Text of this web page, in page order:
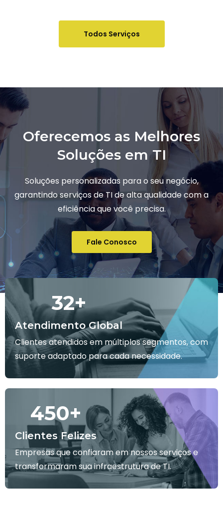
Todos Serviços
Oferecemos as Melhores
Soluções em TI
Soluções personalizadas para o seu negócio,
garantindo serviços de TI de alta qualidade com a
eficiência que você precisa.
Fale Conosco
Atendimento Global
32+
Clientes atendidos em múltiplos segmentos, com
suporte adaptado para cada necessidade.
Clientes Felizes
450+
Empresas que confiaram em nossos serviços e
transformaram sua infraestrutura de TI.